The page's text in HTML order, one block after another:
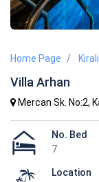
Home Page
Villa Arhan
Mercan Sk. No:2,
No. Bed
7
Location